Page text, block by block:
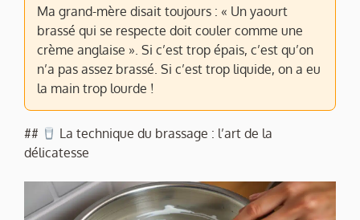
Ma grand-mère disait toujours : « Un yaourt
brassé qui se respecte doit couler comme une
crème anglaise ». Si c’est trop épais, c’est qu’on
n’a pas assez brassé. Si c’est trop liquide, on a eu
la main trop lourde !
##
La technique du brassage : l’art de la
délicatesse